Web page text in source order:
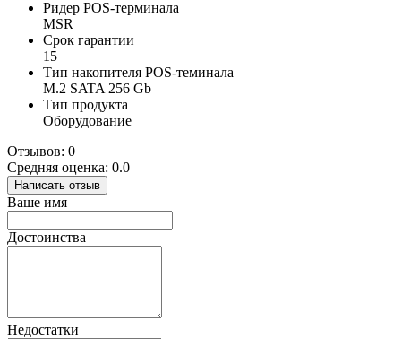
Ридер POS-терминала
MSR
Срок гарантии
15
Тип накопителя POS-теминала
M.2 SATA 256 Gb
Тип продукта
Оборудование
Отзывов: 0
Средняя оценка: 0.0
Написать отзыв
Ваше имя
Достоинства
Недостатки